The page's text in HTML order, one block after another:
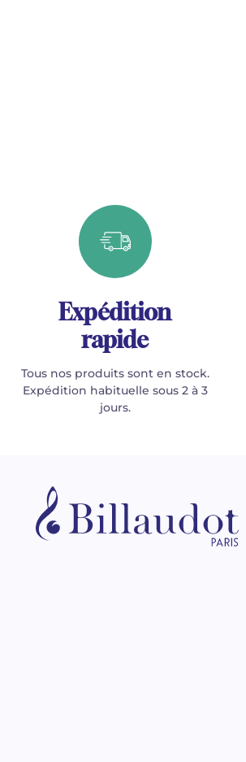
Expédition
rapide
Tous nos produits sont en stock.
Expédition habituelle sous 2 à 3
jours.